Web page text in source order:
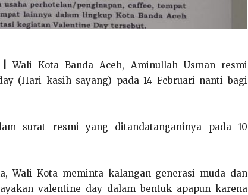
Wali Kota Banda Aceh, Aminullah Usman resmi
(Hari kasih sayang) pada 14 Februari nanti bagi
surat resmi yang ditandatanganinya pada 10
Wali Kota meminta kalangan generasi muda dan
valentine day dalam bentuk apapun karena